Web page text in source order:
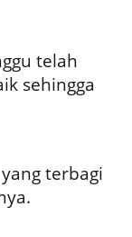
telah
sehingga
terbagi